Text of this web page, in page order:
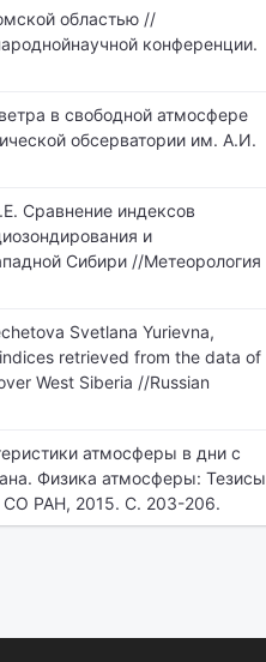
областью //
конференции.
в свободной атмосфере
обсерватории им. А.И.
Сравнение индексов
и
Сибири //Метеорология
Svetlana Yurievna,
retrieved from the data of
West Siberia //Russian
атмосферы в дни с
Физика атмосферы: Тезисы
РАН, 2015. С. 203-206.